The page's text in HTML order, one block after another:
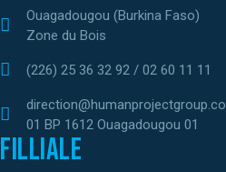
Ouagadougou (Burkina Faso)
Zone du Bois
(226) 25 36 32 92 / 02 60 11 11
01 BP 1612 Ouagadougou 01
Filliale